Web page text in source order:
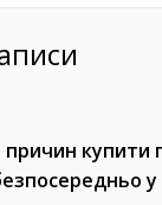
причин купити